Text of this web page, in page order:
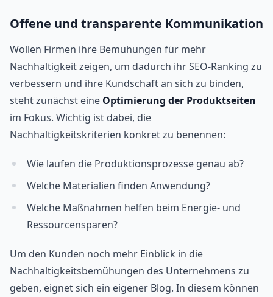
Offene und transparente Kommunikation
Wollen Firmen ihre Bemühungen für mehr
Nachhaltigkeit zeigen, um dadurch ihr SEO-Ranking zu
verbessern und ihre Kundschaft an sich zu binden,
steht zunächst eine Optimierung der Produktseiten
im Fokus. Wichtig ist dabei, die
Nachhaltigkeitskriterien konkret zu benennen:
Wie laufen die Produktionsprozesse genau ab?
Welche Materialien finden Anwendung?
Welche Maßnahmen helfen beim Energie- und
Ressourcensparen?
Um den Kunden noch mehr Einblick in die
Nachhaltigkeitsbemühungen des Unternehmens zu
geben, eignet sich ein eigener Blog. In diesem können